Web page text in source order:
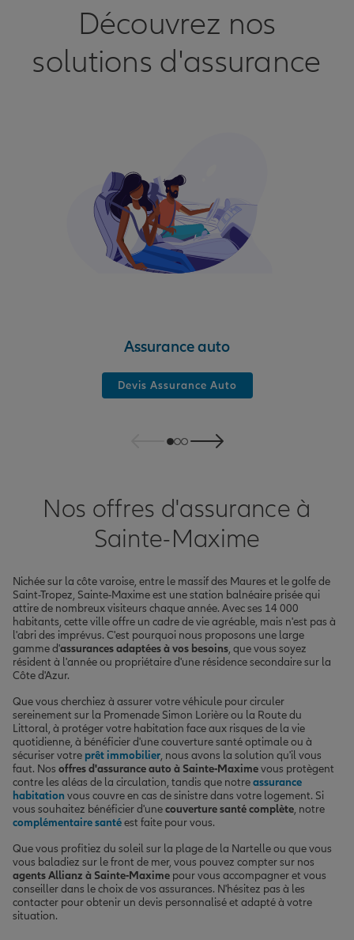
Découvrez nos
solutions d'assurance
Assurance auto
Devis Assurance Auto
Nos offres d'assurance à
Sainte-Maxime
Nichée sur la côte varoise, entre le massif des Maures et le golfe de
Saint-Tropez, Sainte-Maxime est une station balnéaire prisée qui
attire de nombreux visiteurs chaque année. Avec ses 14 000
habitants, cette ville offre un cadre de vie agréable, mais n'est pas à
l'abri des imprévus. C'est pourquoi nous proposons une large
gamme d'assurances adaptées à vos besoins, que vous soyez
résident à l'année ou propriétaire d'une résidence secondaire sur la
Côte d'Azur.
Que vous cherchiez à assurer votre véhicule pour circuler
sereinement sur la Promenade Simon Lorière ou la Route du
Littoral, à protéger votre habitation face aux risques de la vie
quotidienne, à bénéficier d'une couverture santé optimale ou à
sécuriser votre prêt immobilier, nous avons la solution qu'il vous
faut. Nos offres d'assurance auto à Sainte-Maximevous protègent
contre les aléas de la circulation, tandis que notreassurance
habitation vous couvre en cas de sinistre dans votre logement. Si
vous souhaitez bénéficier d'unecouverture santé complète, notre
complémentaire santéest faite pour vous.
Que vous profitiez du soleil sur la plage de la Nartelle ou que vous
vous baladiez sur le front de mer, vous pouvez compter sur nos
agents Allianz à Sainte-Maxime pour vous accompagner et vous
conseiller dans le choix de vos assurances. N'hésitez pas à les
contacter pour obtenir un devis personnalisé et adapté à votre
situation.